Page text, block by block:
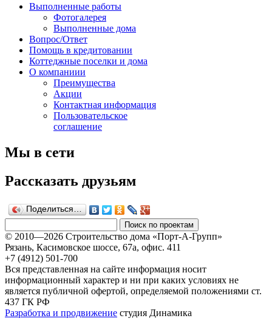
Выполненные работы
Фотогалерея
Выполненные дома
Вопрос/Ответ
Помощь в кредитовании
Коттеджные поселки и дома
О компаниии
Преимущества
Акции
Контактная информация
Пользовательское
соглашение
Мы в сети
Рассказать друзьям
Поделиться…
© 2010—2026 Строительство дома «Порт-А-Групп»
Рязань, Касимовское шоссе, 67а, офиc. 411
+7 (4912) 501-700
Вся представленная на сайте информация носит
информационный характер и ни при каких условиях не
является публичной офертой, определяемой положениями ст.
437 ГК РФ
Разработка и продвижение студия Динамика